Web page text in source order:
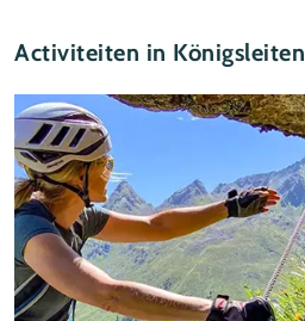
Activiteiten in Königsleiten